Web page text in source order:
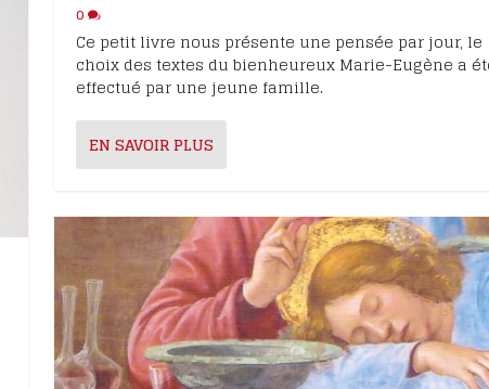
0
Ce petit livre nous présente une pensée par jour, le
choix des textes du bienheureux Marie-Eugène a
effectué par une jeune famille.
EN SAVOIR PLUS